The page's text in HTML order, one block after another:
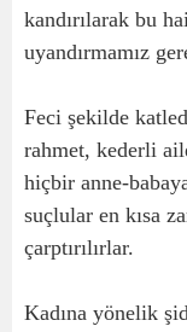
kandırılarak bu
uyandırmamız
Feci şekilde
rahmet, kederli
hiçbir anne-
suçlular en kısa
çarptırılırlar.
Kadına yönelik